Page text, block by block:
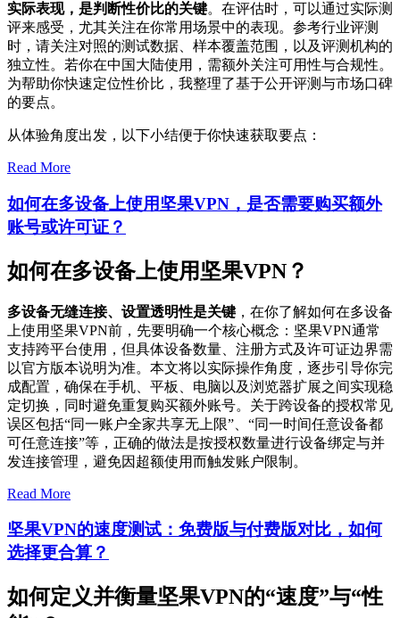
实际表现，是判断性价比的关键。在评估时，可以通过实际测
评来感受，尤其关注在你常用场景中的表现。参考行业评测
时，请关注对照的测试数据、样本覆盖范围，以及评测机构的
独立性。若你在中国大陆使用，需额外关注可用性与合规性。
为帮助你快速定位性价比，我整理了基于公开评测与市场口碑
的要点。
从体验角度出发，以下小结便于你快速获取要点：
Read More
如何在多设备上使用坚果VPN，是否需要购买额外
账号或许可证？
如何在多设备上使用坚果VPN？
多设备无缝连接、设置透明性是关键 ，在你了解如何在多设备
上使用坚果VPN前，先要明确一个核心概念：坚果VPN通常
支持跨平台使用，但具体设备数量、注册方式及许可证边界需
以官方版本说明为准。本文将以实际操作角度，逐步引导你完
成配置，确保在手机、平板、电脑以及浏览器扩展之间实现稳
定切换，同时避免重复购买额外账号。关于跨设备的授权常见
误区包括“同一账户全家共享无上限”、“同一时间任意设备都
可任意连接”等，正确的做法是按授权数量进行设备绑定与并
发连接管理，避免因超额使用而触发账户限制。
Read More
坚果VPN的速度测试：免费版与付费版对比，如何
选择更合算？
如何定义并衡量坚果VPN的“速度”与“性